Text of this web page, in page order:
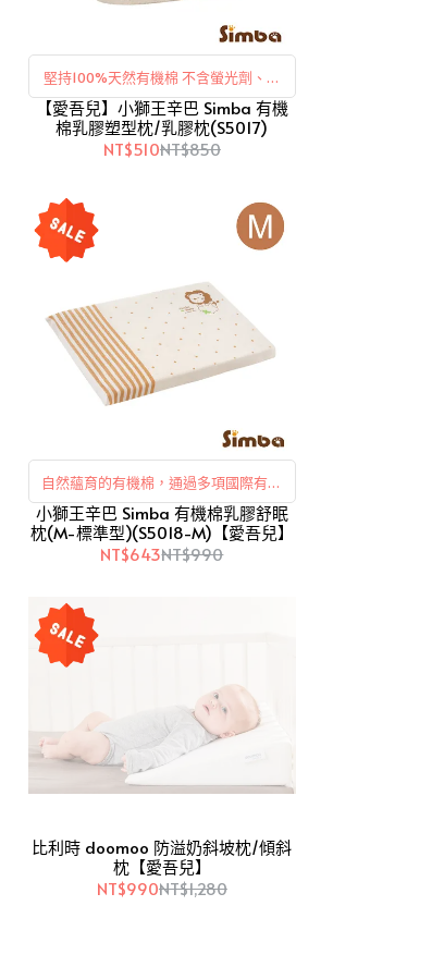
堅持100%天然有機棉 不含螢光劑、甲
醛 通過國際有機認證 枕頭背面透氣網設
計。
【愛吾兒】小獅王辛巴 Simba 有機
棉乳膠塑型枕/乳膠枕(S5017)
NT$510NT$850
自然蘊育的有機棉，通過多項國際有機
認證。
小獅王辛巴 Simba 有機棉乳膠舒眠
枕(M-標準型)(S5018-M)【愛吾兒】
NT$643NT$990
比利時 doomoo 防溢奶斜坡枕/傾斜
枕【愛吾兒】
NT$990NT$1,280